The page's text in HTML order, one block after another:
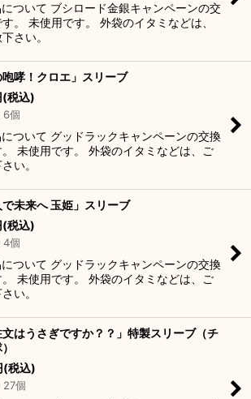
ついて ブシロード金銀キャンペーンの交
。 未使用です。 外袋のイタミなどは、
さい。
咆哮！クロエ」スリーブ
(税込)
6個
ついて グッドラックキャンペーンの交換
未使用です。 外袋のイタミなどは、ご
い。
で未来へ 玉姫」スリーブ
(税込)
4個
ついて グッドラックキャンペーンの交換
未使用です。 外袋のイタミなどは、ご
い。
文はうさぎですか？？」特製スリーブ（チ
(税込)
27個